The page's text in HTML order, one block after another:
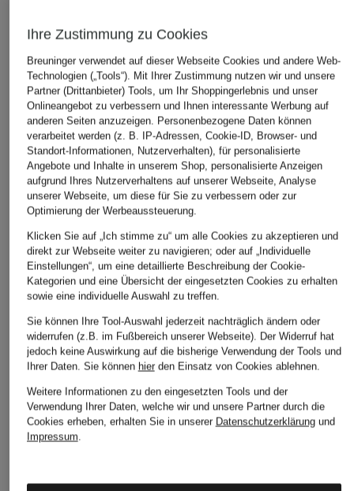
BOSS
Sneaker GARY
350 €
BOGNER
Sneaker MILAN 8
219,99 €
Bestpreis:275 €
AUTRY
Sneaker MEDALIST
LOW
215 €
Weitere Kategorien
Anzüge für Herren
Lange Ballkleider
Ihre Zustimmung zu Cookies
Breuninger verwendet auf dieser Webseite Cookies und andere Web-
Technologien („Tools“). Mit Ihrer Zustimmung nutzen wir und unsere
Partner (Drittanbieter) Tools, um Ihr Shoppingerlebnis und unser
Onlineangebot zu verbessern und Ihnen interessante Werbung auf
anderen Seiten anzuzeigen. Personenbezogene Daten können
verarbeitet werden (z. B. IP-Adressen, Cookie-ID, Browser- und
Standort-Informationen, Nutzerverhalten), für personalisierte
Angebote und Inhalte in unserem Shop, personalisierte Anzeigen
aufgrund Ihres Nutzerverhaltens auf unserer Webseite, Analyse
unserer Webseite, um diese für Sie zu verbessern oder zur
Optimierung der Werbeaussteuerung.
Klicken Sie auf „Ich stimme zu“ um alle Cookies zu akzeptieren und
direkt zur Webseite weiter zu navigieren; oder auf „Individuelle
Einstellungen“, um eine detaillierte Beschreibung der Cookie-
Kategorien und eine Übersicht der eingesetzten Cookies zu erhalten
sowie eine individuelle Auswahl zu treffen.
Sie können Ihre Tool-Auswahl jederzeit nachträglich ändern oder
widerrufen (z.B. im Fußbereich unserer Webseite). Der Widerruf hat
jedoch keine Auswirkung auf die bisherige Verwendung der Tools und
Ihrer Daten. Sie können hierden Einsatz von Cookies ablehnen.
Weitere Informationen zu den eingesetzten Tools und der
Verwendung Ihrer Daten, welche wir und unsere Partner durch die
Cookies erheben, erhalten Sie in unserer Datenschutzerklärungund
Impressum.